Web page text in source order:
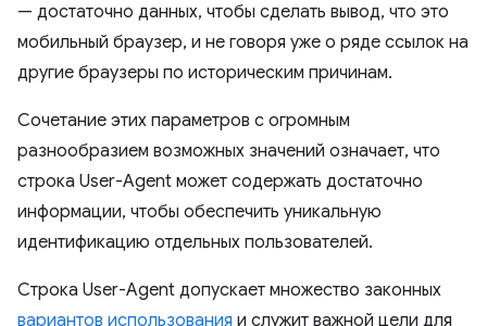
— достаточно данных, чтобы сделать вывод, что это
мобильный браузер, и не говоря уже о ряде ссылок на
другие браузеры по историческим причинам.
Сочетание этих параметров с огромным
разнообразием возможных значений означает, что
строка User-Agent может содержать достаточно
информации, чтобы обеспечить уникальную
идентификацию отдельных пользователей.
Строка User-Agent допускает множество законных
вариантов использования и служит важной цели для